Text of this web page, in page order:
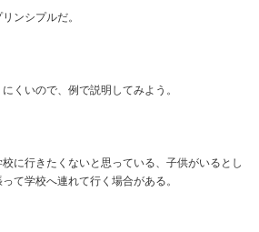
ンシプルだ。
くいので、例で説明してみよう。
に行きたくないと思っている、子供がいるとし
て学校へ連れて行く場合がある。